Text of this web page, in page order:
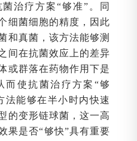
治疗方案“够准”。同
细菌细胞的精度，因此
和真菌，该方法能够测
间在抗菌效应上的差异
或群落在药物作用下是
而使抗菌治疗方案“够
法能够在半小时内快速
的变形链球菌，这一高
果是否“够快”具有重要